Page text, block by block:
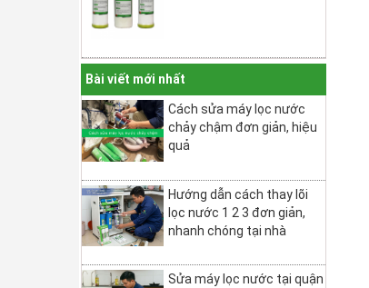
Bài viết mới nhất
Cách sửa máy lọc nước
chảy chậm đơn giản, hiệu
quả
Hướng dẫn cách thay lõi
lọc nước 1 2 3 đơn giản,
nhanh chóng tại nhà
Sửa máy lọc nước tại quận